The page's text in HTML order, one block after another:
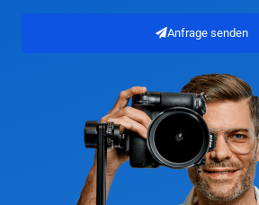
Anfrage senden